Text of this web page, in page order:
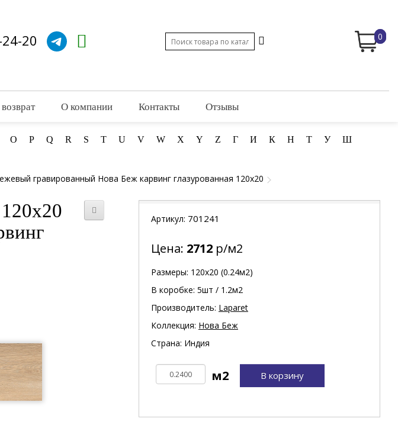
20 0
О компании Контакты Отзывы
O P Q R S T U V W X Y Z Г И К Н Т У Ш
гравированный Нова Беж карвинг глазурованная 120x20
Артикул: 701241
Цена: 2712 р/м2
Размеры: 120х20 (0.24м2)
В коробке: 5шт / 1.2м2
Производитель: Laparet
Коллекция: Нова Беж
Страна: Индия
В корзину